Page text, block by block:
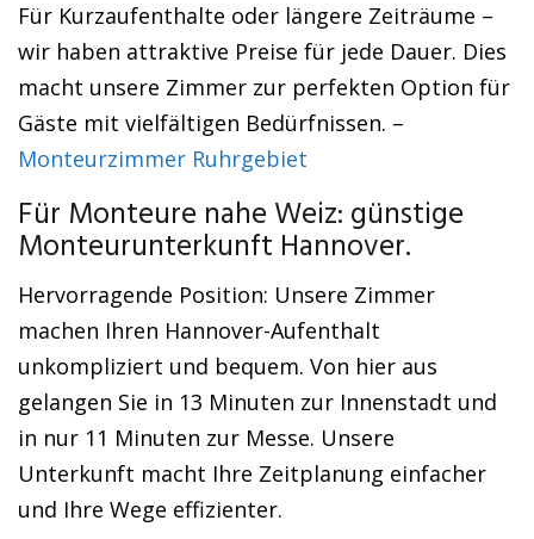
Für Kurzaufenthalte oder längere Zeiträume –
wir haben attraktive Preise für jede Dauer. Dies
macht unsere Zimmer zur perfekten Option für
Gäste mit vielfältigen Bedürfnissen. –
Monteurzimmer Ruhrgebiet
Für Monteure nahe Weiz: günstige
Monteurunterkunft Hannover.
Hervorragende Position: Unsere Zimmer
machen Ihren Hannover-Aufenthalt
unkompliziert und bequem. Von hier aus
gelangen Sie in 13 Minuten zur Innenstadt und
in nur 11 Minuten zur Messe. Unsere
Unterkunft macht Ihre Zeitplanung einfacher
und Ihre Wege effizienter.